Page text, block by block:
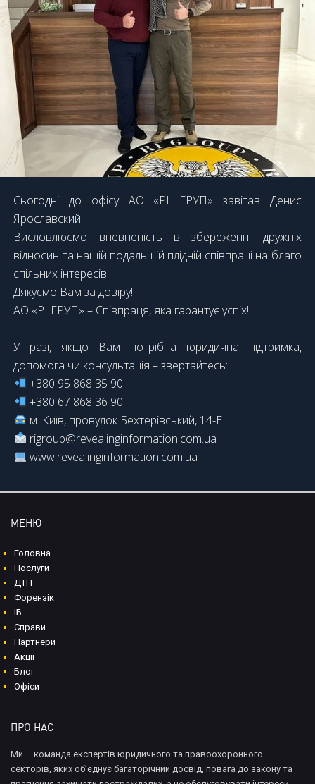
Сьогодні до офісу АО «РІ ГРУП» завітав Денис
Ярославский.
Висловлюємо впевненість в збереженні дружніх
відносин та нашій подальшій плідній співпраці на благо
спільних інтересів!
Дякуємо Вам за довіру!
АО «РІ ГРУП» – Співпраця, яка гарантує успіх!
У разі, якщо Вам потрібна юридична підтримка,
допомога чи консультація – звертайтесь:
+380 95 868 35 90
+380 67 868 36 90
м. Київ, провулок Бехтерівський, 14-Е
rigroup@revealinginformation.com.ua
www.revealinginformation.com.ua
МЕНЮ
Головна
Послуги
ДТП
Форензік
ІБ
Справи
Партнери
Акції
Блог
Офіси
ПРО НАС
Ми – команда експертів юридичного та правоохоронного
секторів, яких об’єднує багаторічний досвід, повага до закону та